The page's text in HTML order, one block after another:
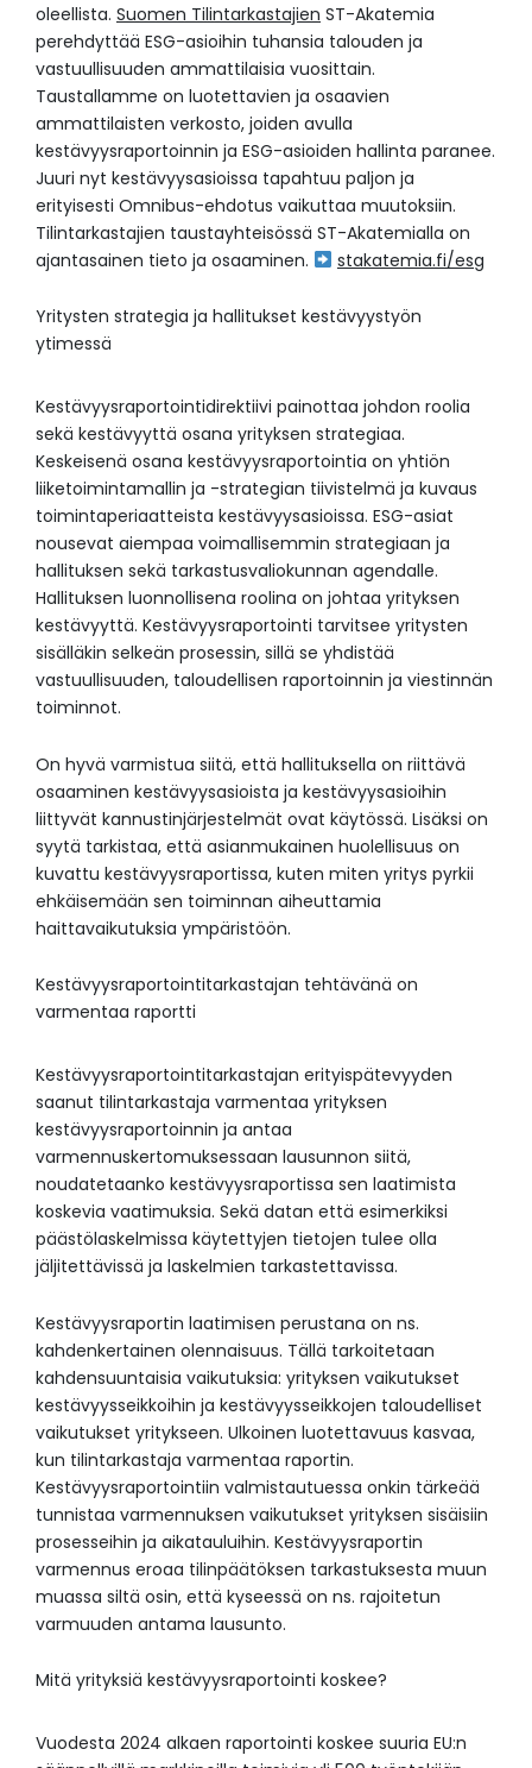
oleellista. Suomen Tilintarkastajien ST-Akatemia
perehdyttää ESG-asioihin tuhansia talouden ja
vastuullisuuden ammattilaisia vuosittain.
Taustallamme on luotettavien ja osaavien
ammattilaisten verkosto, joiden avulla
kestävyysraportoinnin ja ESG-asioiden hallinta paranee.
Juuri nyt kestävyysasioissa tapahtuu paljon ja
erityisesti Omnibus-ehdotus vaikuttaa muutoksiin.
Tilintarkastajien taustayhteisössä ST-Akatemialla on
ajantasainen tieto ja osaaminen.
stakatemia.fi/esg
Yritysten strategia ja hallitukset kestävyystyön
ytimessä
Kestävyysraportointidirektiivi painottaa johdon roolia
sekä kestävyyttä osana yrityksen strategiaa.
Keskeisenä osana kestävyysraportointia on yhtiön
liiketoimintamallin ja -strategian tiivistelmä ja kuvaus
toimintaperiaatteista kestävyysasioissa. ESG-asiat
nousevat aiempaa voimallisemmin strategiaan ja
hallituksen sekä tarkastusvaliokunnan agendalle.
Hallituksen luonnollisena roolina on johtaa yrityksen
kestävyyttä. Kestävyysraportointi tarvitsee yritysten
sisälläkin selkeän prosessin, sillä se yhdistää
vastuullisuuden, taloudellisen raportoinnin ja viestinnän
toiminnot.
On hyvä varmistua siitä, että hallituksella on riittävä
osaaminen kestävyysasioista ja kestävyysasioihin
liittyvät kannustinjärjestelmät ovat käytössä. Lisäksi on
syytä tarkistaa, että asianmukainen huolellisuus on
kuvattu kestävyysraportissa, kuten miten yritys pyrkii
ehkäisemään sen toiminnan aiheuttamia
haittavaikutuksia ympäristöön.
Kestävyysraportointitarkastajan tehtävänä on
varmentaa raportti
Kestävyysraportointitarkastajan erityispätevyyden
saanut tilintarkastaja varmentaa yrityksen
kestävyysraportoinnin ja antaa
varmennuskertomuksessaan lausunnon siitä,
noudatetaanko kestävyysraportissa sen laatimista
koskevia vaatimuksia. Sekä datan että esimerkiksi
päästölaskelmissa käytettyjen tietojen tulee olla
jäljitettävissä ja laskelmien tarkastettavissa.
Kestävyysraportin laatimisen perustana on ns.
kahdenkertainen olennaisuus. Tällä tarkoitetaan
kahdensuuntaisia vaikutuksia: yrityksen vaikutukset
kestävyysseikkoihin ja kestävyysseikkojen taloudelliset
vaikutukset yritykseen. Ulkoinen luotettavuus kasvaa,
kun tilintarkastaja varmentaa raportin.
Kestävyysraportointiin valmistautuessa onkin tärkeää
tunnistaa varmennuksen vaikutukset yrityksen sisäisiin
prosesseihin ja aikatauluihin. Kestävyysraportin
varmennus eroaa tilinpäätöksen tarkastuksesta muun
muassa siltä osin, että kyseessä on ns. rajoitetun
varmuuden antama lausunto.
Mitä yrityksiä kestävyysraportointi koskee?
Vuodesta 2024 alkaen raportointi koskee suuria EU:n